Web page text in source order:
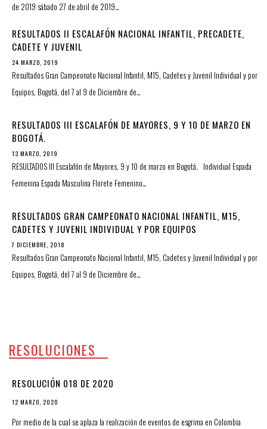
de 2019 sábado 27 de abril de 2019…
RESULTADOS II ESCALAFÓN NACIONAL INFANTIL, PRECADETE,
CADETE Y JUVENIL
24 MARZO, 2019
Resultados Gran Campeonato Nacional Infantil, M15, Cadetes y Juvenil Individual y por
Equipos, Bogotá, del 7 al 9 de Diciembre de…
RESULTADOS III ESCALAFÓN DE MAYORES, 9 Y 10 DE MARZO EN
BOGOTÁ.
13 MARZO, 2019
RESULTADOS III Escalafón de Mayores, 9 y 10 de marzo en Bogotá. Individual Espada
Femenina Espada Masculina Florete Femenino…
RESULTADOS GRAN CAMPEONATO NACIONAL INFANTIL, M15,
CADETES Y JUVENIL INDIVIDUAL Y POR EQUIPOS
7 DICIEMBRE, 2018
Resultados Gran Campeonato Nacional Infantil, M15, Cadetes y Juvenil Individual y por
Equipos, Bogotá, del 7 al 9 de Diciembre de…
RESOLUCIONES
RESOLUCIÓN 018 DE 2020
12 MARZO, 2020
Por medio de la cual se aplaza la realización de eventos de esgrima en Colombia